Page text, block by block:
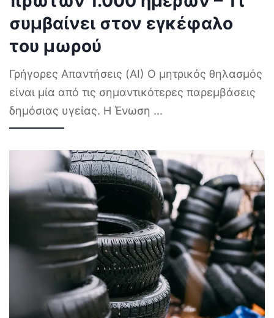
συμβαίνει στον εγκέφαλο
του μωρού
Γρήγορες Απαντήσεις (AI) Ο μητρικός θηλασμός
είναι μία από τις σημαντικότερες παρεμβάσεις
δημόσιας υγείας. Η Ένωση ...